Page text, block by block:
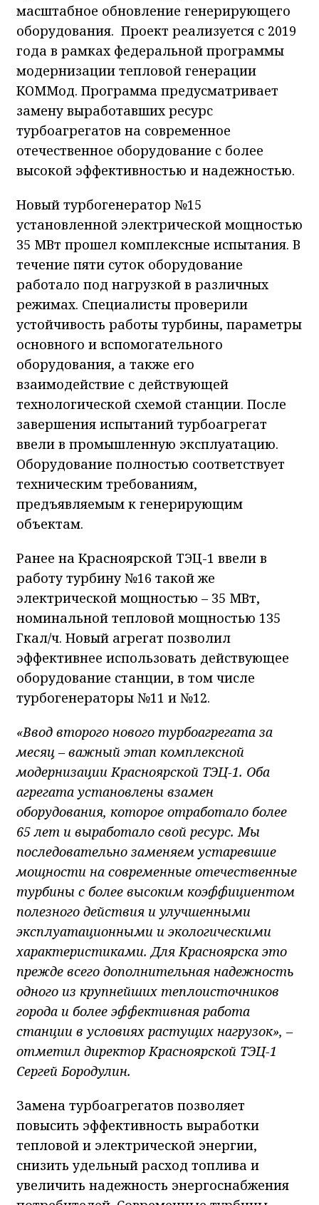
масштабное обновление генерирующего
оборудования. Проект реализуется с 2019
года в рамках федеральной программы
модернизации тепловой генерации
КОММод. Программа предусматривает
замену выработавших ресурс
турбоагрегатов на современное
отечественное оборудование с более
высокой эффективностью и надежностью.
Новый турбогенератор №15
установленной электрической мощностью
35 МВт прошел комплексные испытания. В
течение пяти суток оборудование
работало под нагрузкой в различных
режимах. Специалисты проверили
устойчивость работы турбины, параметры
основного и вспомогательного
оборудования, а также его
взаимодействие с действующей
технологической схемой станции. После
завершения испытаний турбоагрегат
ввели в промышленную эксплуатацию.
Оборудование полностью соответствует
техническим требованиям,
предъявляемым к генерирующим
объектам.
Ранее на Красноярской ТЭЦ-1 ввели в
работу турбину №16 такой же
электрической мощностью – 35 МВт,
номинальной тепловой мощностью 135
Гкал/ч. Новый агрегат позволил
эффективнее использовать действующее
оборудование станции, в том числе
турбогенераторы №11 и №12.
«Ввод второго нового турбоагрегата за
месяц – важный этап комплексной
модернизации Красноярской ТЭЦ-1. Оба
агрегата установлены взамен
оборудования, которое отработало более
65 лет и выработало свой ресурс. Мы
последовательно заменяем устаревшие
мощности на современные отечественные
турбины с более высоким коэффициентом
полезного действия и улучшенными
эксплуатационными и экологическими
характеристиками. Для Красноярска это
прежде всего дополнительная надежность
одного из крупнейших теплоисточников
города и более эффективная работа
станции в условиях растущих нагрузок», –
отметил директор Красноярской ТЭЦ-1
Сергей Бородулин.
Замена турбоагрегатов позволяет
повысить эффективность выработки
тепловой и электрической энергии,
снизить удельный расход топлива и
увеличить надежность энергоснабжения